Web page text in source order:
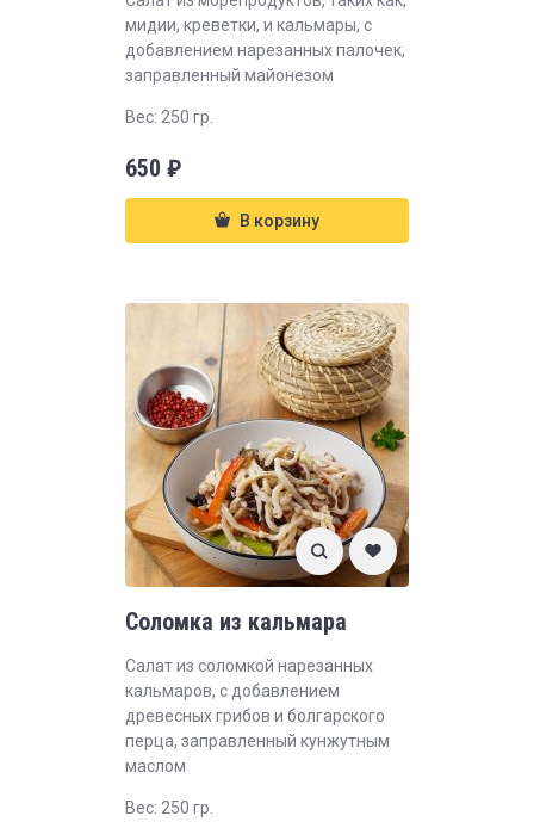
мидии, креветки, и кальмары, с
добавлением нарезанных палочек,
заправленный майонезом
Вес: 250 гр.
650 ₽
В корзину
Соломка из кальмара
Салат из соломкой нарезанных
кальмаров, с добавлением
древесных грибов и болгарского
перца, заправленный кунжутным
маслом
Вес: 250 гр.